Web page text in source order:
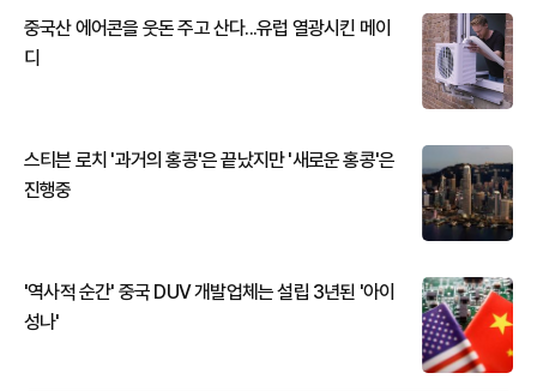
중국산 에어콘을 웃돈 주고 산다...유럽 열광시킨 메이
디
스티븐 로치 '과거의 홍콩'은 끝났지만 '새로운 홍콩'은
진행중
'역사적 순간' 중국 DUV 개발업체는 설립 3년된 '아이
성나'